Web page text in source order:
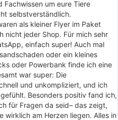
Fachwissen um eure Tiere
selbstverständlich.
als kleiner Flyer im Paket
nicht jeder Shop. Für mich sehr
einfach super! Auch mal
oder ein kleines
oder Powerbank finde ich eine
war super: Die
und unkompliziert, und ich
Besonders positiv fand ich,
für Fragen da seid– das zeigt,
wirklich am Herzen liegen. Alles in